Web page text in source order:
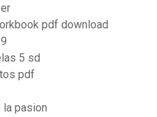
pdf download
5 sd
pdf
pasion